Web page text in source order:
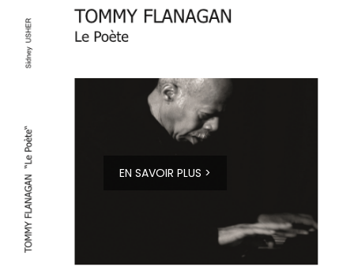
EN SAVOIR PLUS >